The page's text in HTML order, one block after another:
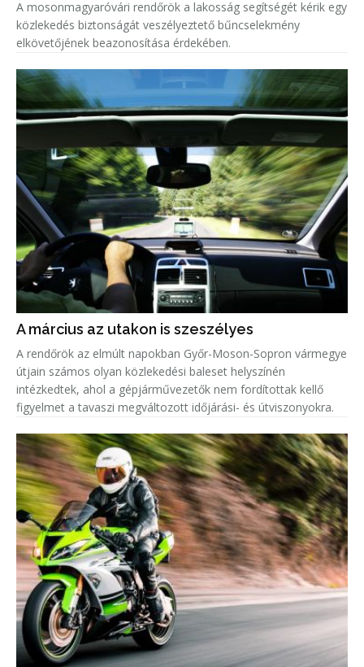
A mosonmagyaróvári rendőrök a lakosság segítségét kérik egy
közlekedés biztonságát veszélyeztető bűncselekmény
elkövetőjének beazonosítása érdekében.
A március az utakon is szeszélyes
A rendőrök az elmúlt napokban Győr-Moson-Sopron vármegye
útjain számos olyan közlekedési baleset helyszínén
intézkedtek, ahol a gépjárművezetők nem fordítottak kellő
figyelmet a tavaszi megváltozott időjárási- és útviszonyokra.